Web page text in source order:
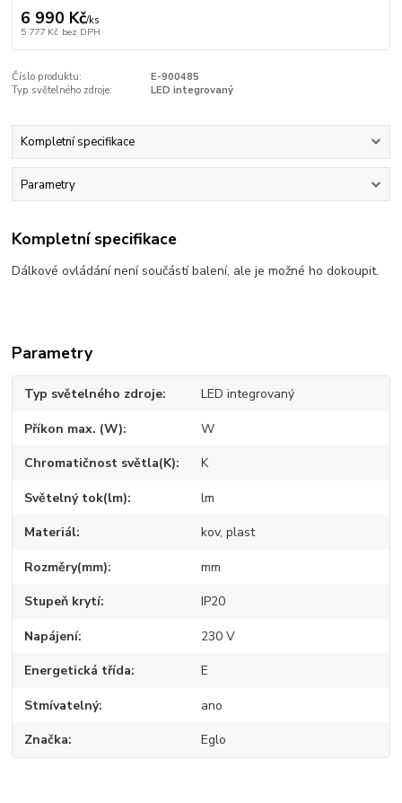
6 990 Kč/ks
5 777 Kč bez DPH
Číslo produktu:
E-900485
Typ světelného zdroje:
LED integrovaný
Kompletní specifikace
Parametry
Kompletní specifikace
Dálkové ovládání není součástí balení, ale je možné ho dokoupit.
Parametry
Typ světelného zdroje LED integrovaný
Příkon max. (W) W
Chromatičnost světla(K) K
Světelný tok(lm) lm
Materiál kov, plast
Rozměry(mm) mm
Stupeň krytí IP20
Napájení 230 V
Energetická třída E
Stmívatelný ano
Značka Eglo